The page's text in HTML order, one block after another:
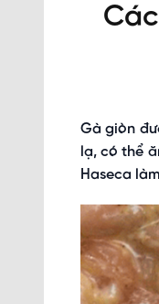
Gà giòn
lạ, có thể
Haseca